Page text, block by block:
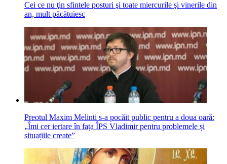
Cei ce nu ţin sfintele posturi şi toate miercurile şi vinerile din
an, mult păcătuiesc
Preotul Maxim Melinti s-a pocăit public pentru a doua oară:
„Îmi cer iertare în fața ÎPS Vladimir pentru problemele și
situațiile create”